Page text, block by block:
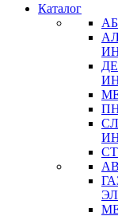
Каталог